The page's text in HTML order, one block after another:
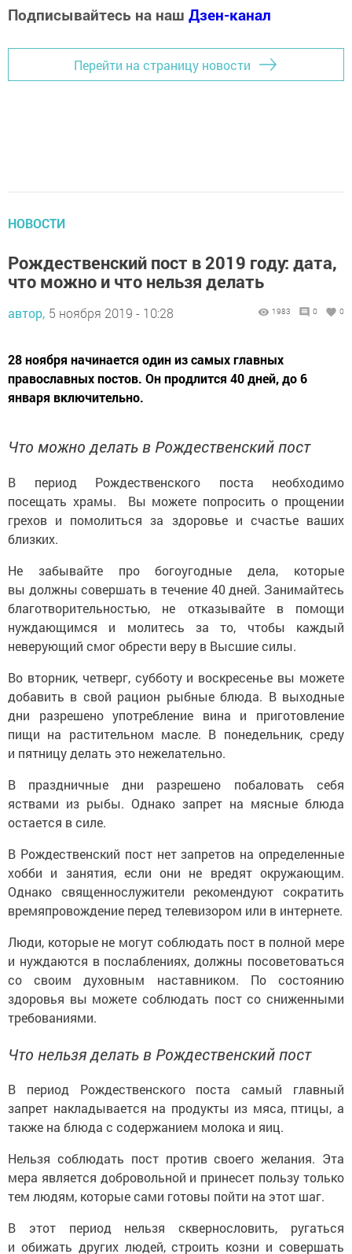
Подписывайтесь на наш Дзен-канал
Перейти на страницу новости
НОВОСТИ
Рождественский пост в 2019 году: дата,
что можно и что нельзя делать
автор, 5 ноября 2019 - 10:28 1983 0 0
28 ноября начинается один из самых главных
православных постов. Он продлится 40 дней, до 6
января включительно.
Что можно делать в Рождественский пост
В период Рождественского поста необходимо
посещать храмы. Вы можете попросить о прощении
грехов и помолиться за здоровье и счастье ваших
близких.
Не забывайте про богоугодные дела, которые
вы должны совершать в течение 40 дней. Занимайтесь
благотворительностью, не отказывайте в помощи
нуждающимся и молитесь за то, чтобы каждый
неверующий смог обрести веру в Высшие силы.
Во вторник, четверг, субботу и воскресенье вы можете
добавить в свой рацион рыбные блюда. В выходные
дни разрешено употребление вина и приготовление
пищи на растительном масле. В понедельник, среду
и пятницу делать это нежелательно.
В праздничные дни разрешено побаловать себя
яствами из рыбы. Однако запрет на мясные блюда
остается в силе.
В Рождественский пост нет запретов на определенные
хобби и занятия, если они не вредят окружающим.
Однако священнослужители рекомендуют сократить
времяпровождение перед телевизором или в интернете.
Люди, которые не могут соблюдать пост в полной мере
и нуждаются в послаблениях, должны посоветоваться
со своим духовным наставником. По состоянию
здоровья вы можете соблюдать пост со сниженными
требованиями.
Что нельзя делать в Рождественский пост
В период Рождественского поста самый главный
запрет накладывается на продукты из мяса, птицы, а
также на блюда с содержанием молока и яиц.
Нельзя соблюдать пост против своего желания. Эта
мера является добровольной и принесет пользу только
тем людям, которые сами готовы пойти на этот шаг.
В этот период нельзя сквернословить, ругаться
и обижать других людей, строить козни и совершать